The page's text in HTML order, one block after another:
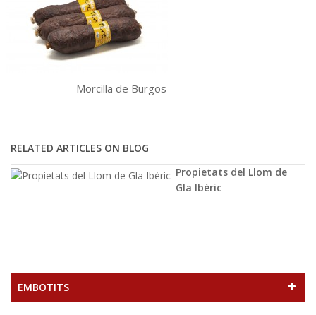
Morcilla de Burgos
RELATED ARTICLES ON BLOG
Propietats del Llom de
Gla Ibèric
EMBOTITS